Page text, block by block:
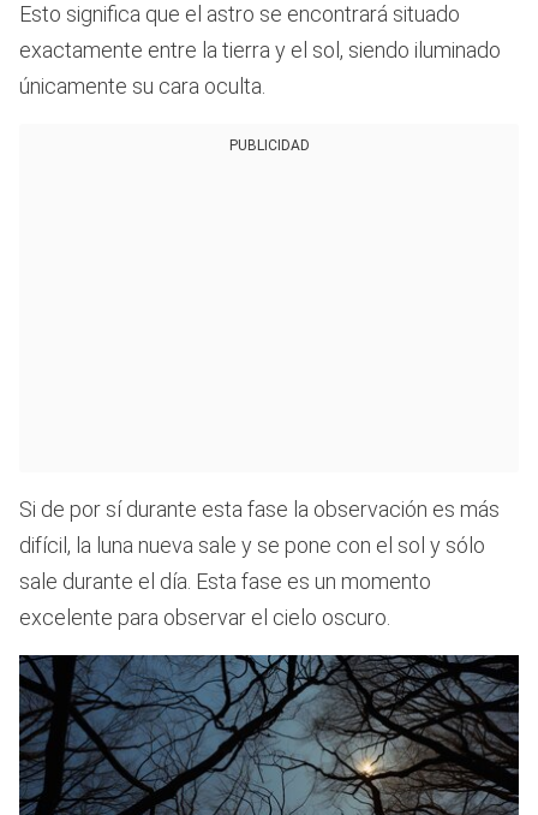
Esto significa que el astro se encontrará situado
exactamente entre la tierra y el sol, siendo iluminado
únicamente su cara oculta.
PUBLICIDAD
Si de por sí durante esta fase la observación es más
difícil, la luna nueva sale y se pone con el sol y sólo
sale durante el día. Esta fase es un momento
excelente para observar el cielo oscuro.